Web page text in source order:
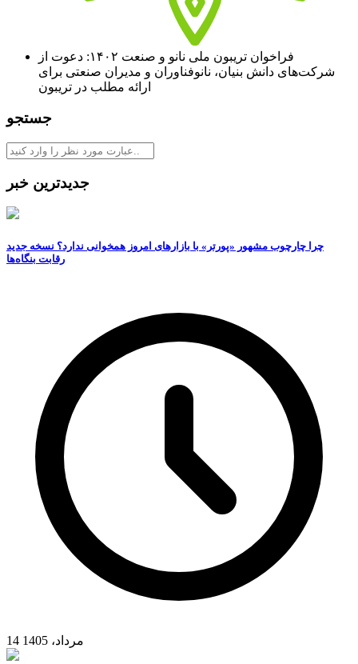
فراخوان تریبون ملی نانو و صنعت ۱۴۰۲: دعوت از
شرکت‌های دانش بنیان، نانوفناوران و مدیران صنعتی برای
ارائه مطلب در تریبون
جستجو
جدیدترین خبر
چرا چارچوب مشهور «پورتر» با بازارهای امروز همخوانی ندارد؟ نسخه جدید
رقابت‌ بنگاه‌ها
14 مرداد، 1405